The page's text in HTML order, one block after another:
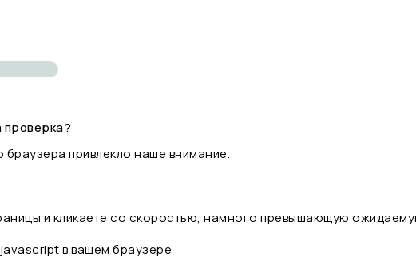
браузера привлекло наше внимание.
и кликаете со скоростью, намного превышающую
в вашем браузере